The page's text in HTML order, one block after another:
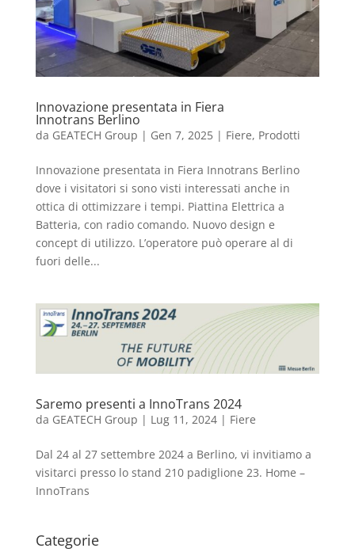
Innovazione presentata in Fiera
Innotrans Berlino
da GEATECH Group | Gen 7, 2025| Fiere, Prodotti
Innovazione presentata in Fiera Innotrans Berlino
dove i visitatori si sono visti interessati anche in
ottica di ottimizzare i tempi. Piattina Elettrica a
Batteria, con radio comando. Nuovo design e
concept di utilizzo. L’operatore può operare al di
fuori delle...
Saremo presenti a InnoTrans 2024
da GEATECH Group | Lug 11, 2024| Fiere
Dal 24 al 27 settembre 2024 a Berlino, vi invitiamo a
visitarci presso lo stand 210 padiglione 23. Home –
InnoTrans
Categorie